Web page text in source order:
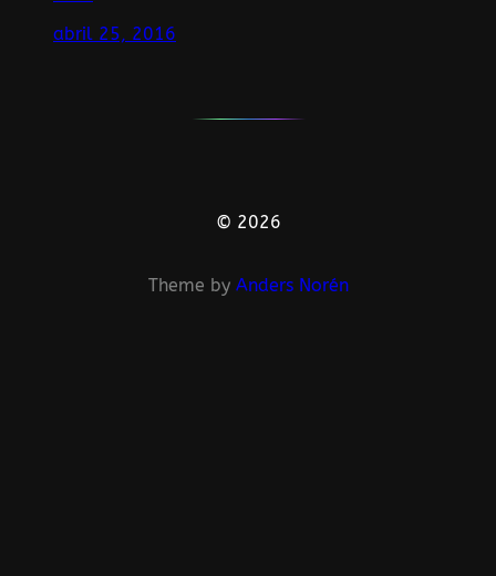
abril 25, 2016
© 2026
Theme by Anders Norén